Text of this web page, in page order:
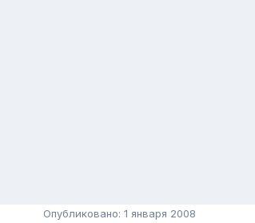
Опубликовано: 1 января 2008